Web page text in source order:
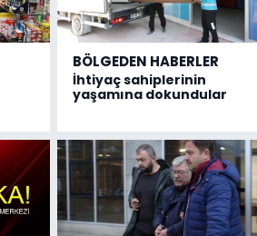
BÖLGEDEN HABERLER
İhtiyaç sahiplerinin
yaşamına dokundular